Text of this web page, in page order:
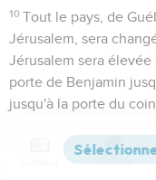
10 Tout le pays, de
Jérusalem, sera
Jérusalem sera
porte de Benjamin
jusqu'à la porte du
Et on y habitera, et
Versions